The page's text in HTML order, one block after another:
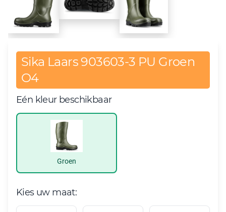
Sika Laars 903603-3 PU Groen
O4
Eén kleur beschikbaar
Groen
Kies uw maat: